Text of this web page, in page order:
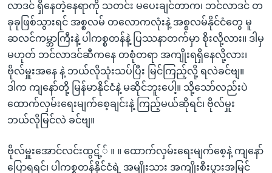
လာဒင် ရှိနေတဲ့နေရာကို သတင်း မပေးချင်တာက၊ ဘင်လာဒင် တ
ခုခုဖြစ်သွားရင် အစ္စလမ် တလောကလုံးနဲ့ အစ္စလမ်နိုင်ငံတွေ မူ
ဆလင်ကမ္ဘာကြီးနဲ့ ပါကစ္စတန်နဲ့ ပြဿနာတက်မှာ စိုးလို့လား။ ဒါမှ
မဟုတ် ဘင်လာဒင်ဆီကနေ တစုံတရာ အကျိုးရရှိနေလို့လား၊
ဗိုလ်မှူးအနေ နဲ့ ဘယ်လိုသုံးသပ်ပြီး မြင်ကြည့်လို့ ရလဲခင်ဗျ။
ဒါက ကျနော်တို့ မြန်မာနိုင်ငံနဲ့ မဆိုင်ဘူးပေါ့။ သို့သော်လည်းပဲ
ထောက်လှမ်းရေးမျက်စေ့ချင်းနဲ့ ကြည့်မယ်ဆိုရင်၊ ဗိုလ်မှူး
ဘယ်လိုမြင်လဲ ခင်ဗျ။
ဗိုလ်မှူးအောင်လင်းထွဋ့်် ။ ။ ထောက်လှမ်းရေးမျက်စေ့နဲ့ ကျနော်
ပြောရရင်၊ ပါကစ္စတန်နိုင်ငံရဲ့ အမျိုးသား အကျိုးစီးပွားအမြင်